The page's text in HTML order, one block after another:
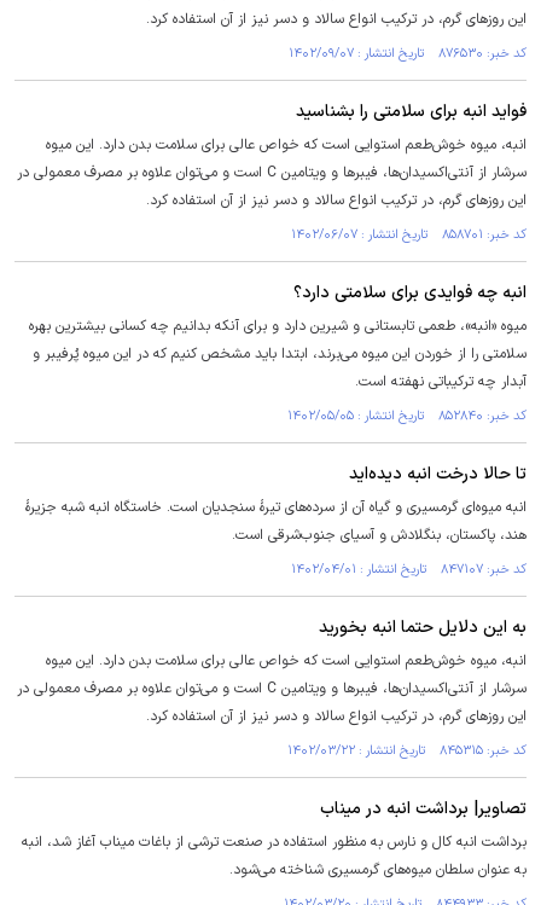
این روز‌های گرم، در ترکیب انواع سالاد و دسر نیز از آن استفاده کرد.
کد خبر: ۸۷۶۵۳۰ تاریخ انتشار : ۱۴۰۲/۰۹/۰۷
فواید انبه برای سلامتی را بشناسید
انبه، میوه خوش‌طعم استوایی است که خواص عالی برای سلامت بدن دارد. این میوه
سرشار از آنتی‌اکسیدان‌ها، فیبر‌ها و ویتامین C است و می‌توان علاوه بر مصرف معمولی در
این روز‌های گرم، در ترکیب انواع سالاد و دسر نیز از آن استفاده کرد.
کد خبر: ۸۵۸۷۰۱ تاریخ انتشار : ۱۴۰۲/۰۶/۰۷
انبه چه فوایدی برای سلامتی دارد؟
میوه «انبه»، طعمی تابستانی و شیرین دارد و برای آنکه بدانیم چه کسانی بیشترین بهره
سلامتی را از خوردن این میوه می‌برند، ابتدا باید مشخص کنیم که در این میوه پُرفیبر و
آبدار چه ترکیباتی نهفته است.
کد خبر: ۸۵۲۸۴۰ تاریخ انتشار : ۱۴۰۲/۰۵/۰۵
تا حالا درخت انبه دیده‌اید
انبه میوه‌ای گرمسیری و گیاه آن از سرده‌های تیرهٔ سنجدیان است. خاستگاه انبه شبه جزیرهٔ
هند، پاکستان، بنگلادش و آسیای جنوب‌شرقی است.
کد خبر: ۸۴۷۱۰۷ تاریخ انتشار : ۱۴۰۲/۰۴/۰۱
به این دلایل حتما انبه بخورید
انبه، میوه خوش‌طعم استوایی است که خواص عالی برای سلامت بدن دارد. این میوه
سرشار از آنتی‌اکسیدان‌ها، فیبر‌ها و ویتامین C است و می‌توان علاوه بر مصرف معمولی در
این روز‌های گرم، در ترکیب انواع سالاد و دسر نیز از آن استفاده کرد.
کد خبر: ۸۴۵۳۱۵ تاریخ انتشار : ۱۴۰۲/۰۳/۲۲
تصاویر| برداشت انبه در میناب
برداشت انبه کال و نارس به منظور استفاده در صنعت ترشی از باغات میناب آغاز شد، انبه
به عنوان سلطان میوه‌های گرمسیری شناخته می‌شود.